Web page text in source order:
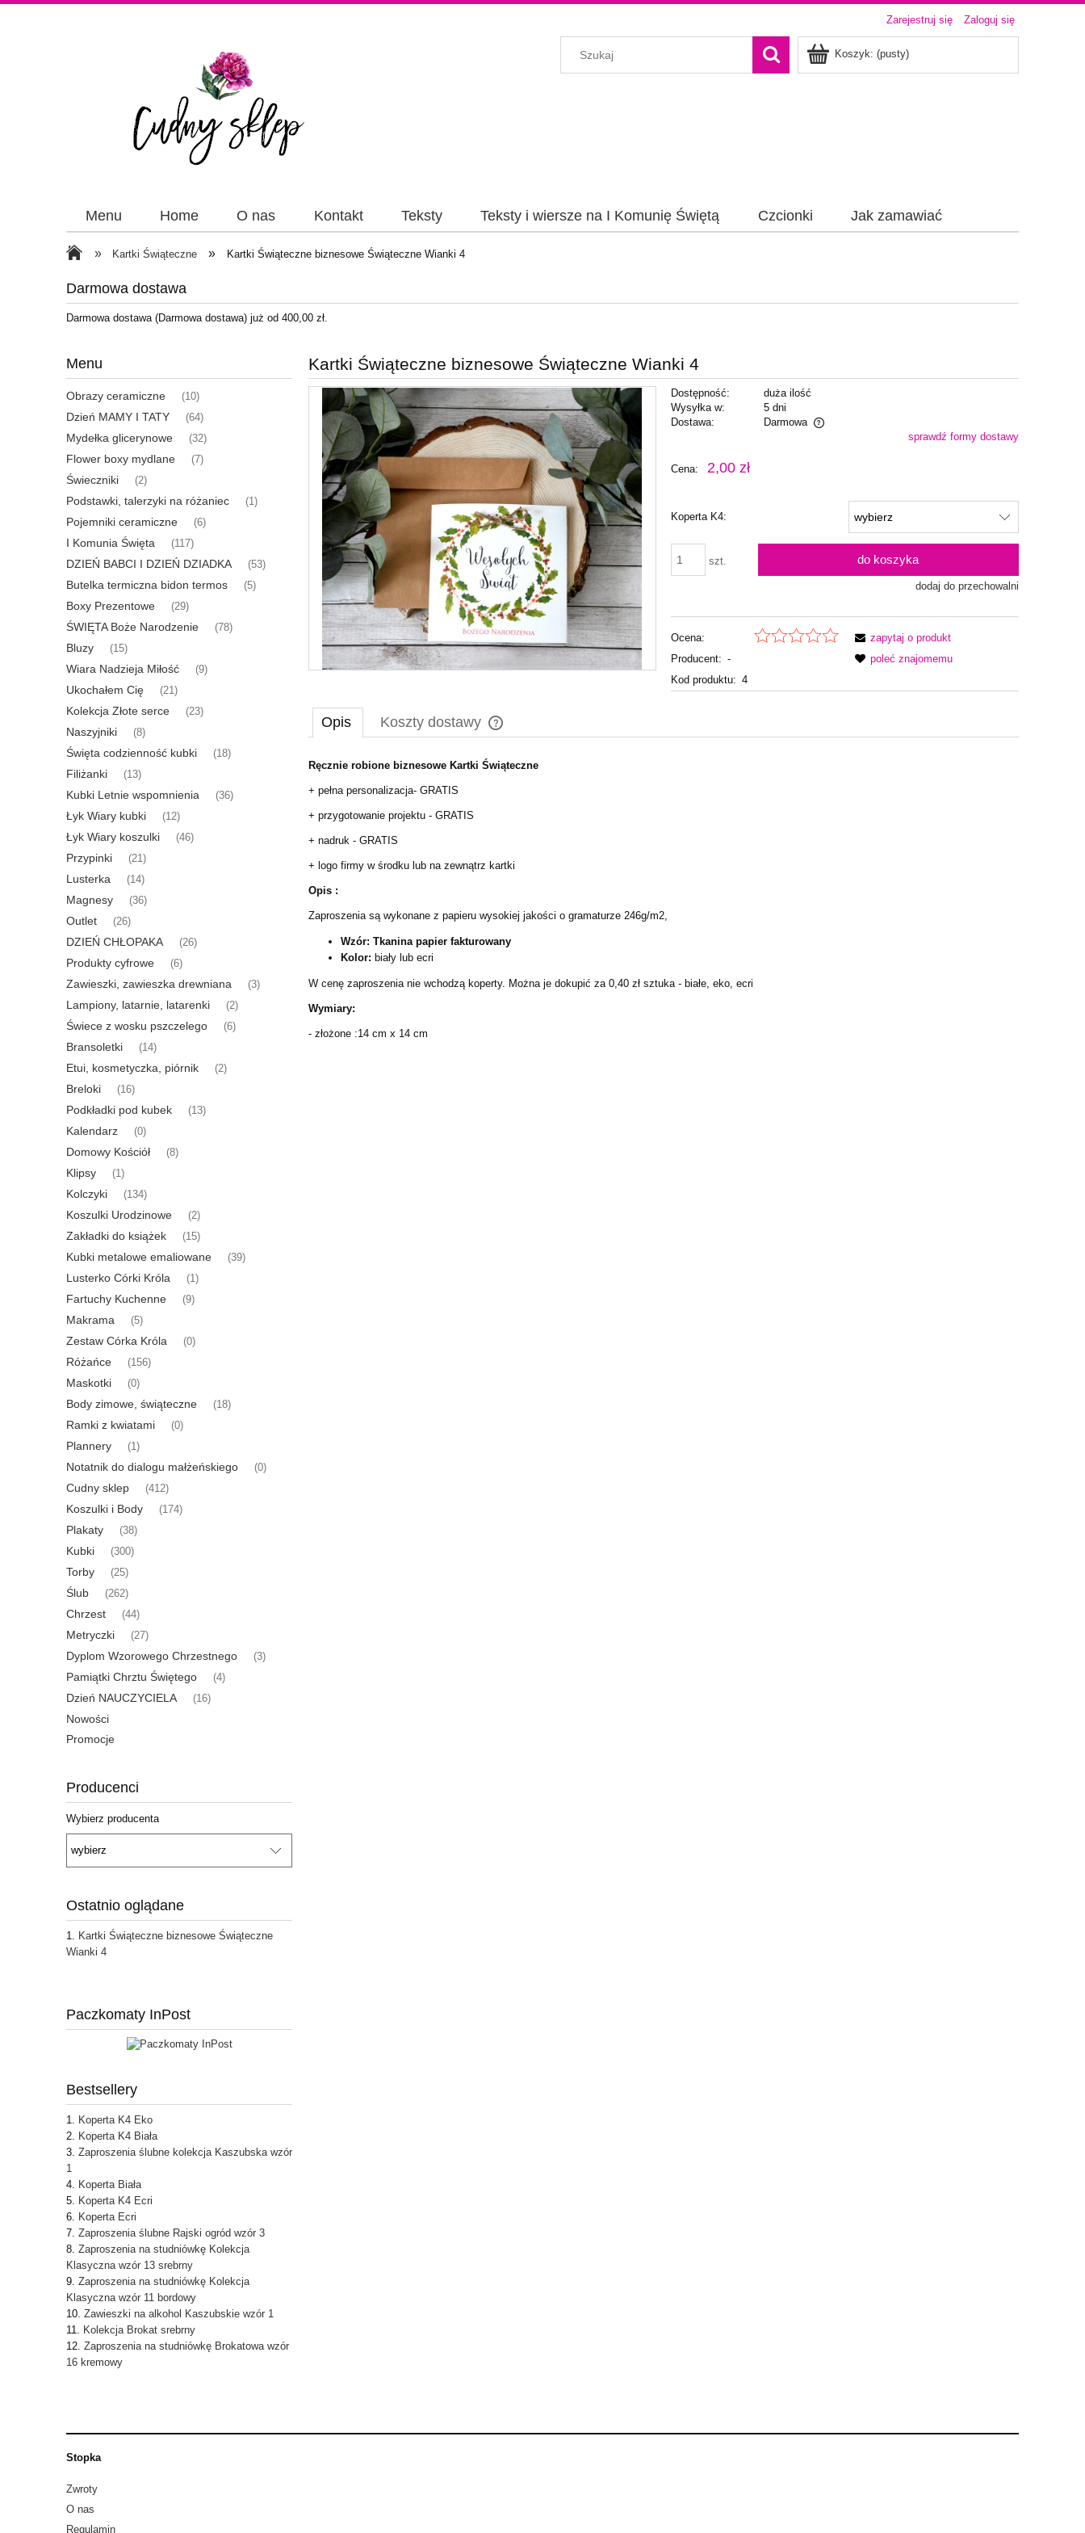
Zarejestruj się Zaloguj się
Koszyk: (pusty)
Menu Home O nas Kontakt Teksty Teksty i wiersze na I Komunię Świętą Czcionki Jak zamawiać
Papiery Wstążki
» Kartki Świąteczne » Kartki Świąteczne biznesowe Świąteczne Wianki 4
Darmowa dostawa
Darmowa dostawa (Darmowa dostawa) już od 400,00 zł.
Menu
Obrazy ceramiczne (10)
Dzień MAMY I TATY (64)
Mydełka glicerynowe (32)
Flower boxy mydlane (7)
Świeczniki (2)
Podstawki, talerzyki na różaniec (1)
Pojemniki ceramiczne (6)
I Komunia Święta (117)
DZIEŃ BABCI I DZIEŃ DZIADKA (53)
Butelka termiczna bidon termos (5)
Boxy Prezentowe (29)
ŚWIĘTA Boże Narodzenie (78)
Bluzy (15)
Wiara Nadzieja Miłość (9)
Ukochałem Cię (21)
Kolekcja Złote serce (23)
Naszyjniki (8)
Święta codzienność kubki (18)
Filiżanki (13)
Kubki Letnie wspomnienia (36)
Łyk Wiary kubki (12)
Łyk Wiary koszulki (46)
Przypinki (21)
Lusterka (14)
Magnesy (36)
Outlet (26)
DZIEŃ CHŁOPAKA (26)
Produkty cyfrowe (6)
Zawieszki, zawieszka drewniana (3)
Lampiony, latarnie, latarenki (2)
Świece z wosku pszczelego (6)
Bransoletki (14)
Etui, kosmetyczka, piórnik (2)
Breloki (16)
Podkładki pod kubek (13)
Kalendarz (0)
Domowy Kościół (8)
Klipsy (1)
Kolczyki (134)
Koszulki Urodzinowe (2)
Zakładki do książek (15)
Kubki metalowe emaliowane (39)
Lusterko Córki Króla (1)
Fartuchy Kuchenne (9)
Makrama (5)
Zestaw Córka Króla (0)
Różańce (156)
Maskotki (0)
Body zimowe, świąteczne (18)
Ramki z kwiatami (0)
Plannery (1)
Notatnik do dialogu małżeńskiego (0)
Cudny sklep (412)
Koszulki i Body (174)
Plakaty (38)
Kubki (300)
Torby (25)
Ślub (262)
Chrzest (44)
Metryczki (27)
Dyplom Wzorowego Chrzestnego (3)
Pamiątki Chrztu Świętego (4)
Dzień NAUCZYCIELA (16)
Nowości
Promocje
Producenci
Wybierz producenta
Ostatnio oglądane
Kartki Świąteczne biznesowe Świąteczne
Wianki 4
Paczkomaty InPost
Bestsellery
Koperta K4 Eko
Koperta K4 Biała
Zaproszenia ślubne kolekcja Kaszubska wzór
1
Koperta Biała
Koperta K4 Ecri
Koperta Ecri
Zaproszenia ślubne Rajski ogród wzór 3
Zaproszenia na studniówkę Kolekcja
Klasyczna wzór 13 srebrny
Zaproszenia na studniówkę Kolekcja
Klasyczna wzór 11 bordowy
Zawieszki na alkohol Kaszubskie wzór 1
Kolekcja Brokat srebrny
Zaproszenia na studniówkę Brokatowa wzór
16 kremowy
Kartki Świąteczne biznesowe Świąteczne Wianki 4
Dostępność:
duża ilość
Wysyłka w:
5 dni
Dostawa:
Darmowa
Cena nie zawiera ewentualnych kosztów
płatności
sprawdź formy dostawy
Cena: 2,00 zł
Koperta K4:
szt. do koszyka
dodaj do przechowalni
Ocena:
Producent: -
Kod produktu: 4
zapytaj o produkt
poleć znajomemu
Opis Koszty dostawy
Cena nie zawiera ewentualnych kosztów
Ręcznie robione biznesowe Kartki Świąteczne
+ pełna personalizacja- GRATIS
+ przygotowanie projektu - GRATIS
+ nadruk - GRATIS
+ logo firmy w środku lub na zewnątrz kartki
Opis :
Zaproszenia są wykonane z papieru wysokiej jakości o gramaturze 246g/m2,
Wzór: Tkanina papier fakturowany
Kolor: biały lub ecri
W cenę zaproszenia nie wchodzą koperty. Można je dokupić za 0,40 zł sztuka - białe, eko, ecri
Wymiary:
- złożone :14 cm x 14 cm
Stopka
Zwroty
O nas
Regulamin